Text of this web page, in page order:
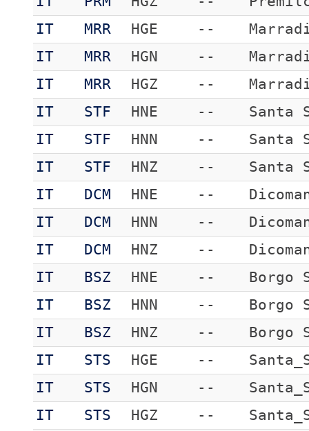
IT
MRR HGE --
IT
MRR HGN --
IT
MRR HGZ --
IT
STF HNE --
Santa
IT
STF HNN --
Santa
IT
STF HNZ --
Santa
IT
DCM HNE --
IT
DCM HNN --
IT
DCM HNZ --
IT
BSZ HNE --
Borgo
IT
BSZ HNN --
Borgo
IT
BSZ HNZ --
Borgo
IT
STS HGE --
IT
STS HGN --
IT
STS HGZ --